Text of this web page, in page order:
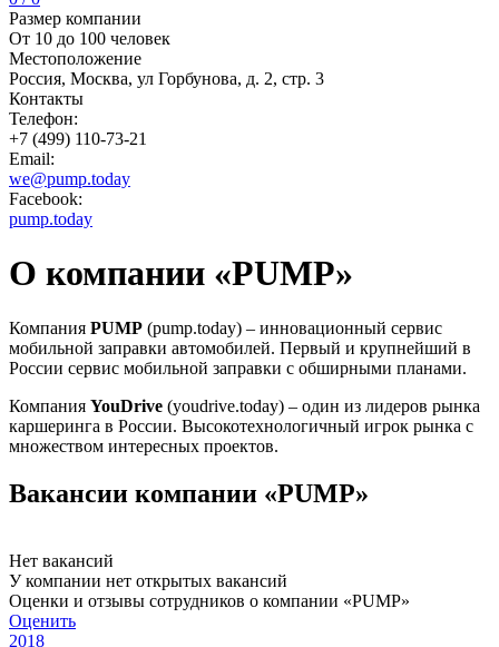
Размер компании
От 10 до 100 человек
Местоположение
Россия, Москва, ул Горбунова, д. 2, стр. 3
Контакты
Телефон:
+7 (499) 110-73-21
Email:
we@pump.today
Facebook:
pump.today
О компании «PUMP»
Компания PUMP (pump.today) – инновационный сервис
мобильной заправки автомобилей. Первый и крупнейший в
России сервис мобильной заправки с обширными планами.
Компания YouDrive (youdrive.today) – один из лидеров рынка
каршеринга в России. Высокотехнологичный игрок рынка с
множеством интересных проектов.
Вакансии компании «PUMP»
Нет вакансий
У компании нет открытых вакансий
Оценки и отзывы сотрудников о компании «PUMP»
Оценить
2018